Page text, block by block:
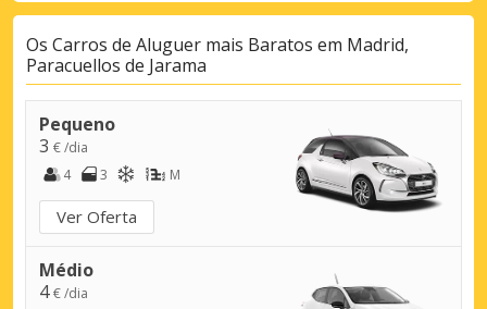
Os Carros de Aluguer mais Baratos em Madrid,
Paracuellos de Jarama
Pequeno
3 € /dia
4
3 M
Ver Oferta
Médio
4€ /dia